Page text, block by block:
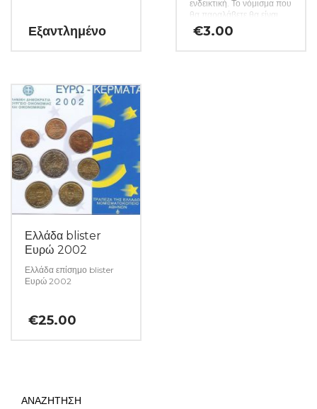
Εξαντλημένο
ενδεικτική. Το νόμισμα που
θα παραλάβετε θα είναι
αυστηρώς ακυκλοφόρητο
από μασούρι τραπέζης.
€3.00
Ελλάδα blister
Ευρώ 2002
Ελλάδα επίσημο blister
Ευρώ 2002
€25.00
ΑΝΑΖΗΤΗΣΗ